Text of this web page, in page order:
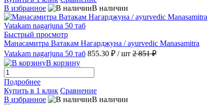
В избранное
В наличии
Быстрый просмотр
Манасамитра Ватакам Нагарджуна / ayurvedic Manasamitra
Vatakam nagarjuna 50 таб 855.30 ₽ / шт 2 851 ₽
В корзину
Подробнее
Купить в 1 клик Сравнение
В избранное
В наличии